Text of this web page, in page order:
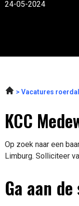
24-05-2024
Vacatures
KCC
Op zoek naar een
Limburg. Solliciteer
Ga aan